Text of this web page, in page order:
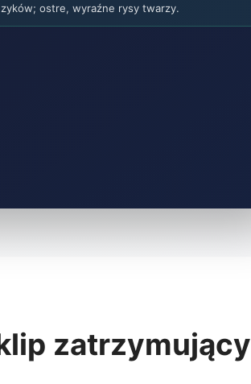
ostre, wyraźne rysy twarzy.
zatrzymujący